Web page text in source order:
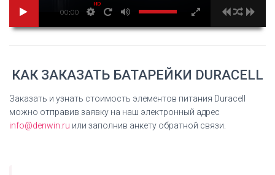
00:00
HD
Презентация
технологии
Duracell High
КАК ЗАКАЗАТЬ БАТАРЕЙКИ DURACELL
Заказать и узнать стоимость элементов питания Duracell
можно отправив заявку на наш электронный адрес
info@denwin.ru или заполнив анкету обратной связи.